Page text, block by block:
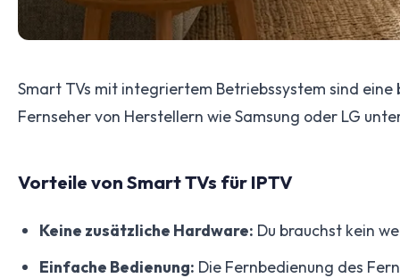
Smart TVs mit integriertem Betriebssystem sind
Fernseher von Herstellern wie Samsung oder LG
Vorteile von Smart TVs für IPTV
Keine zusätzliche Hardware: Du brauchst kein
Einfache Bedienung: Die Fernbedienung des